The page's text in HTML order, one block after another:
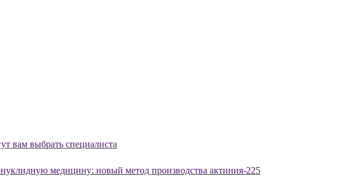
вам выбрать специалиста
медицину: новый метод производства актиния-225